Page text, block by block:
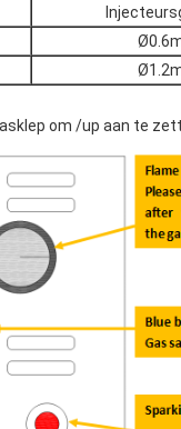
om /up aan te